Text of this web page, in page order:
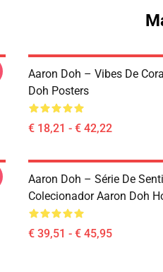
Aaron Doh – Vibes De
Doh Posters
€ 18,21 - € 42,22
Aaron Doh – Série De
Colecionador Aaron Doh
€ 39,51 - € 45,95